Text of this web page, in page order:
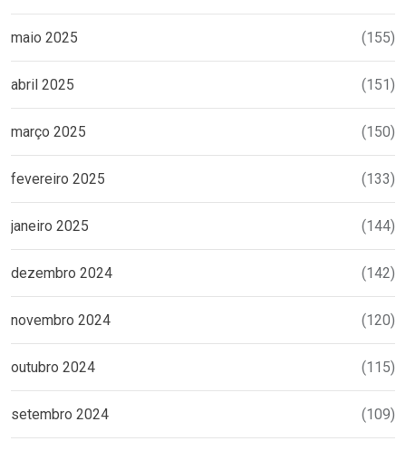
maio 2025 (155)
abril 2025 (151)
março 2025 (150)
fevereiro 2025 (133)
janeiro 2025 (144)
dezembro 2024 (142)
novembro 2024 (120)
outubro 2024 (115)
setembro 2024 (109)